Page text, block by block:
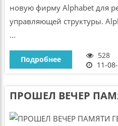
новую фирму Alphabet для
управляющей структуры.
...
Подробнее 528
11-
ПРОШЕЛ ВЕЧЕР